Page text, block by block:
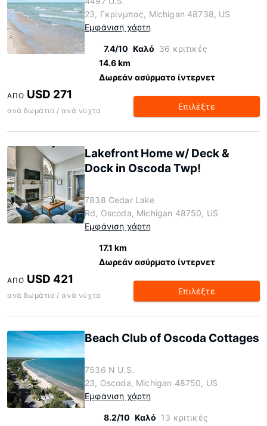
23, Γκρίνμπας, Michigan 48738, US
Εμφάνιση χάρτη
7.4/10 Καλό 36 κριτικές
14.6 km
Δωρεάν ασύρματο ίντερνετ
ΑΠΌ USD 271
ανά δωμάτιο / ανά νύχτα Επιλέξτε
Lakefront Home w/ Deck &
Dock in Oscoda Twp!
7838 Cedar Lake
Rd, Oscoda, Michigan 48750, US
Εμφάνιση χάρτη
17.1 km
Δωρεάν ασύρματο ίντερνετ
ΑΠΌ USD 421
ανά δωμάτιο / ανά νύχτα Επιλέξτε
Beach Club of Oscoda Cottages
7536 N U.S.
23, Oscoda, Michigan 48750, US
Εμφάνιση χάρτη
8.2/10 Καλό 13 κριτικές